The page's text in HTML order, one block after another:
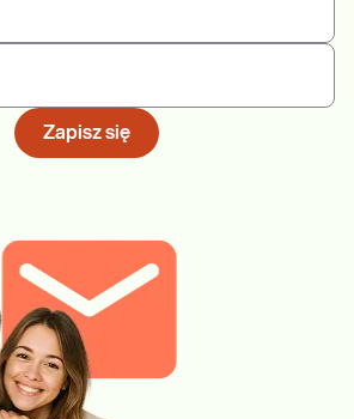
Zapisz się